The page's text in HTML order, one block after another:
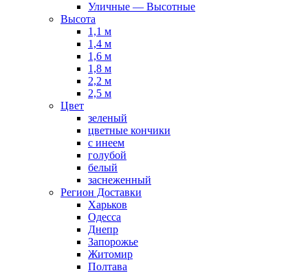
Уличные — Высотные
Высота
1,1 м
1,4 м
1,6 м
1,8 м
2,2 м
2,5 м
Цвет
зеленый
цветные кончики
с инеем
голубой
белый
заснеженный
Регион Доставки
Харьков
Одесса
Днепр
Запорожье
Житомир
Полтава